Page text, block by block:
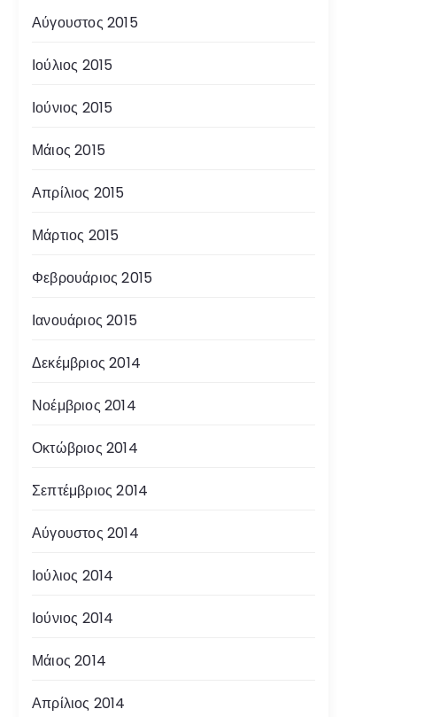
Αύγουστος 2015
Ιούλιος 2015
Ιούνιος 2015
Μάιος 2015
Απρίλιος 2015
Μάρτιος 2015
Φεβρουάριος 2015
Ιανουάριος 2015
Δεκέμβριος 2014
Νοέμβριος 2014
Οκτώβριος 2014
Σεπτέμβριος 2014
Αύγουστος 2014
Ιούλιος 2014
Ιούνιος 2014
Μάιος 2014
Απρίλιος 2014